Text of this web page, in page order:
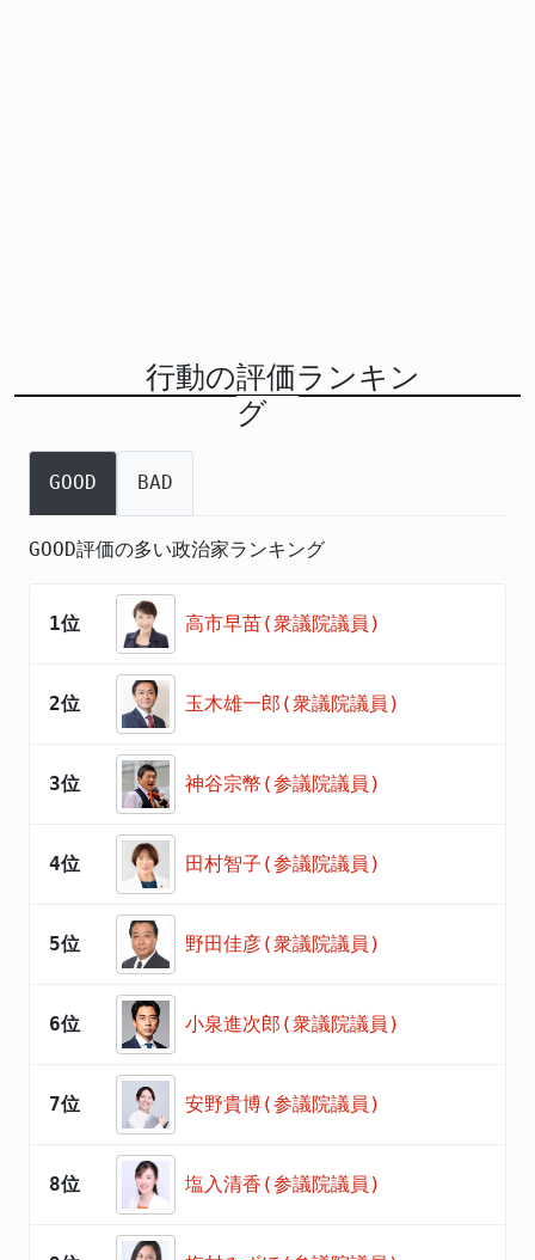
行動の評価ランキン
グ
GOOD BAD
GOOD評価の多い政治家ランキング
1位 高市早苗(衆議院議員)
2位 玉木雄一郎(衆議院議員)
3位 神谷宗幣(参議院議員)
4位 田村智子(参議院議員)
5位 野田佳彦(衆議院議員)
6位 小泉進次郎(衆議院議員)
7位 安野貴博(参議院議員)
8位 塩入清香(参議院議員)